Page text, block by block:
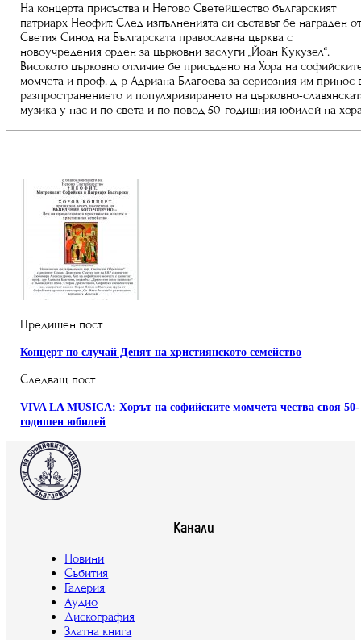
На концерта присъства и Негово Светейшество българският
патриарх Неофит. След изпълненията си съставът бе награден
Светия Синод на Българската православна църква с
новоучредения орден за църковни заслуги „Йоан Кукузел“.
Високото църковно отличие бе присъдено на Хора на
момчета и проф. д-р Адриана Благоева за сериозния им принос
разпространението и популяризирането на църковно-
музика у нас и по света и по повод 50-годишния юбилей на
Предишен пост
Концерт по случай Денят на християнското семейство
Следващ пост
VIVA LA MUSICA: Хорът на софийските момчета чества своя 50-
годишен юбилей
Канали
Новини
Събития
Галерия
Аудио
Дискография
Златна книга